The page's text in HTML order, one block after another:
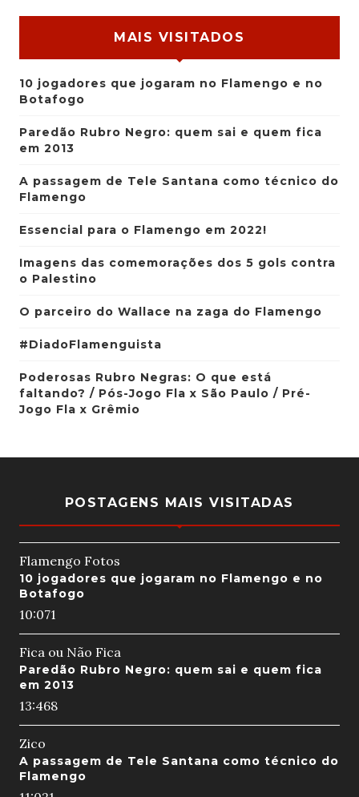
MAIS VISITADOS
10 jogadores que jogaram no Flamengo e no
Botafogo
Paredão Rubro Negro: quem sai e quem fica
em 2013
A passagem de Tele Santana como técnico do
Flamengo
Essencial para o Flamengo em 2022!
Imagens das comemorações dos 5 gols contra
o Palestino
O parceiro do Wallace na zaga do Flamengo
#DiadoFlamenguista
Poderosas Rubro Negras: O que está
faltando? / Pós-Jogo Fla x São Paulo / Pré-
Jogo Fla x Grêmio
POSTAGENS MAIS VISITADAS
Flamengo Fotos
10 jogadores que jogaram no Flamengo e no
Botafogo
10:071
Fica ou Não Fica
Paredão Rubro Negro: quem sai e quem fica
em 2013
13:468
Zico
A passagem de Tele Santana como técnico do
Flamengo